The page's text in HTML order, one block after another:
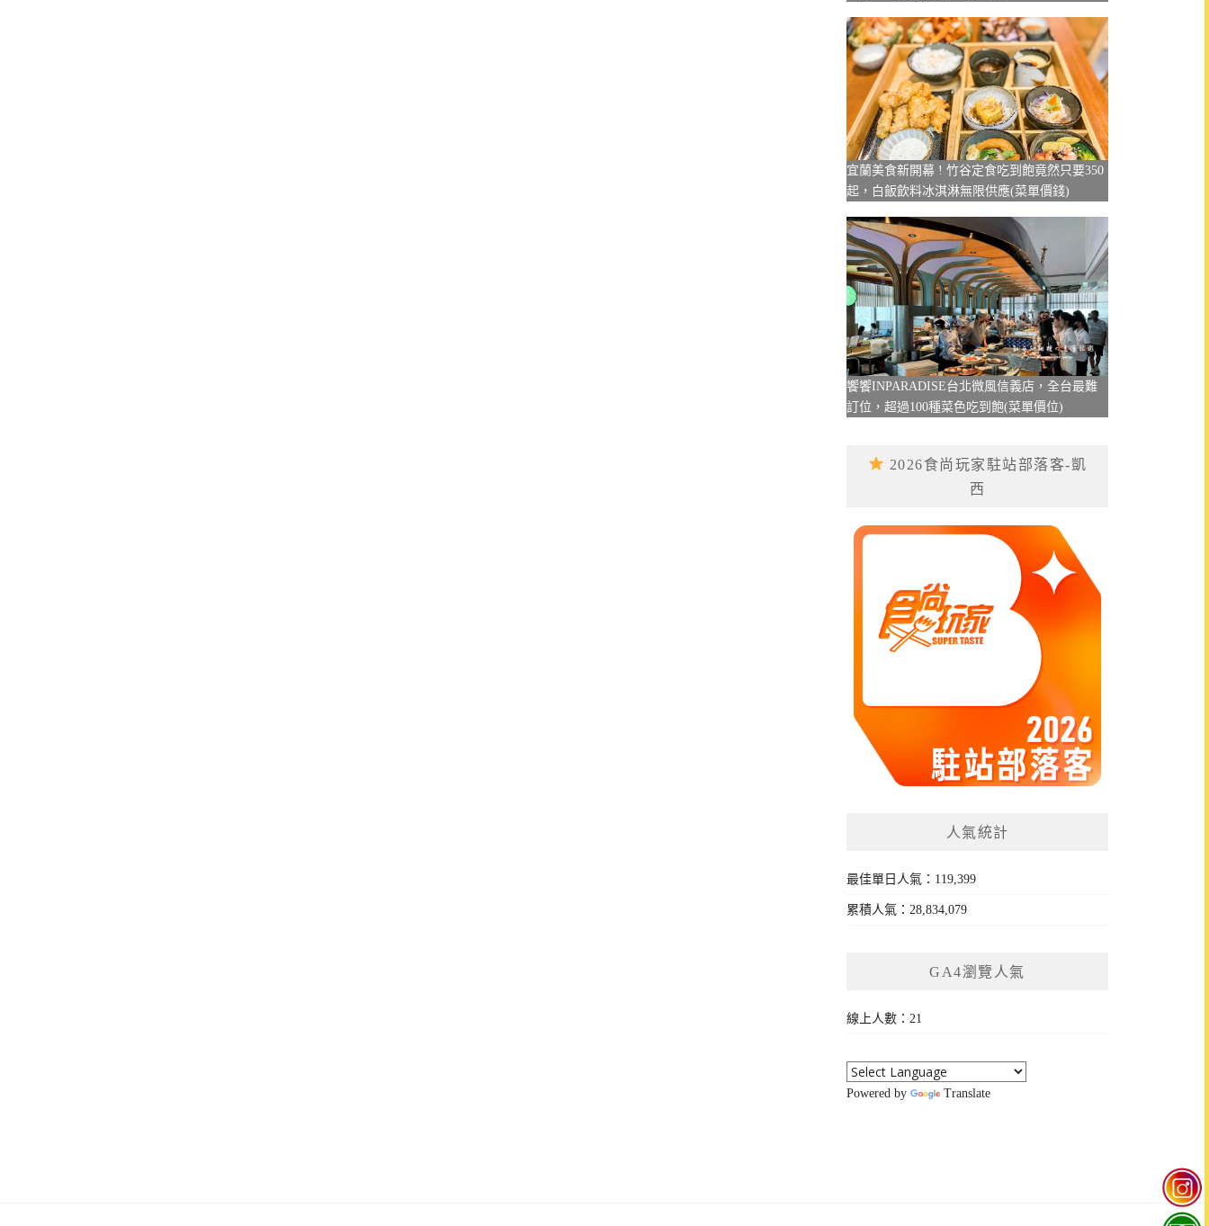
宜蘭美食新開幕 ! 竹谷定食吃到飽竟然只要350
起，白飯飲料冰淇淋無限供應(菜單價錢)
饗饗INPARADISE台北微風信義店，全台最難
訂位，超過100種菜色吃到飽(菜單價位)
2026食尚玩家駐站部落客-凱
西
人氣統計
最佳單日人氣：119,399
累積人氣：28,834,079
GA4瀏覽人氣
線上人數：21
Powered by Translate